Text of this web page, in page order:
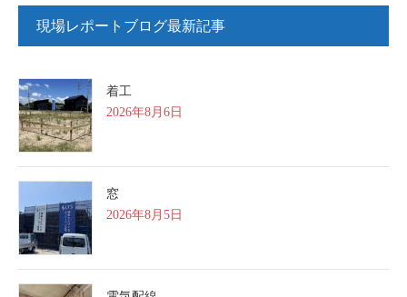
現場レポートブログ最新記事
着工
2026年8月6日
窓
2026年8月5日